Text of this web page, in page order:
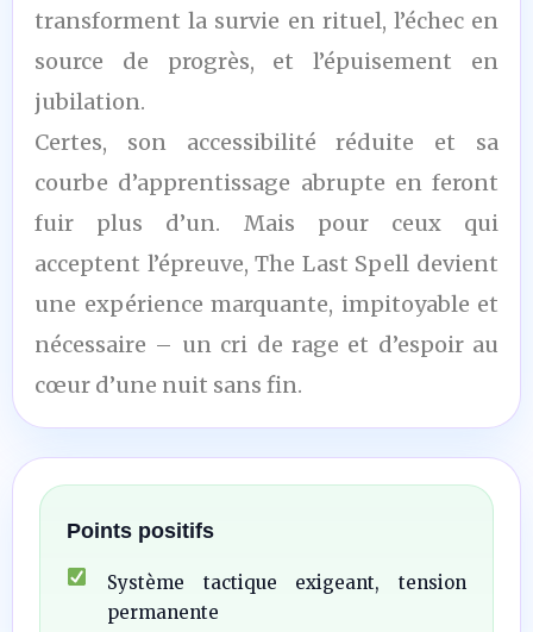
transforment la survie en rituel, l’échec en
source de progrès, et l’épuisement en
jubilation.
Certes, son accessibilité réduite et sa
courbe d’apprentissage abrupte en feront
fuir plus d’un. Mais pour ceux qui
acceptent l’épreuve, The Last Spell devient
une expérience marquante, impitoyable et
nécessaire – un cri de rage et d’espoir au
cœur d’une nuit sans fin.
Points positifs
Système tactique exigeant, tension
permanente